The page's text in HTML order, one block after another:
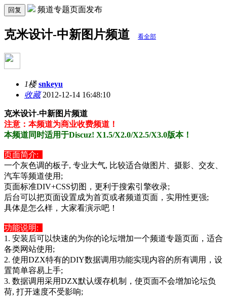
回复 频道专题页面发布
克米设计-中新图片频道 看全部
1楼 snkeyu
收藏2012-12-14 16:48:10
克米设计-中新图片频道
注意：本频道为商业收费频道！
本频道同时适用于Discuz! X1.5/X2.0/X2.5/X3.0版本！
页面简介:
一个灰色调的板子, 专业大气, 比较适合做图片、摄影、交友、
汽车等频道使用;
页面标准DIV+CSS切图，更利于搜索引擎收录;
后台可以把页面设置成为首页或者频道页面，实用性更强;
具体是怎么样，大家看演示吧！
功能说明:
1. 安装后可以快速的为你的论坛增加一个频道专题页面，适合
各类网站使用;
2. 使用DZX特有的DIY数据调用功能实现内容的所有调用，设
置简单容易上手;
3. 数据调用采用DZX默认缓存机制，使页面不会增加论坛负
荷, 打开速度不受影响;